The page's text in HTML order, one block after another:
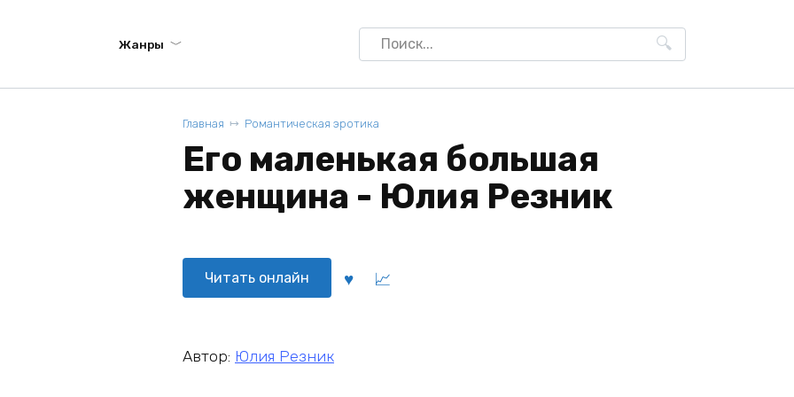
Жанры
Search
for:
Главная Романтическая эротика
Его маленькая большая
женщина - Юлия Резник
Читать онлайн
Автор: Юлия Резник